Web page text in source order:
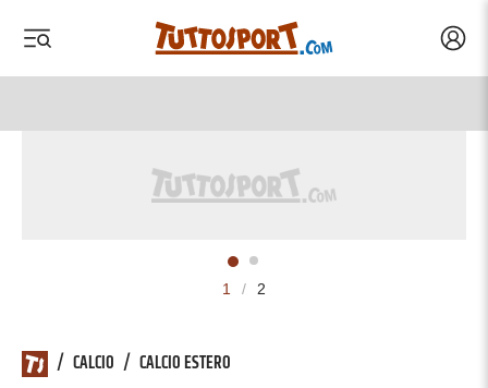
1 / 2
/ CALCIO / CALCIO ESTERO